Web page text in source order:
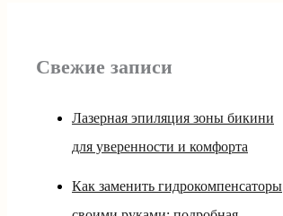
Свежие записи
Лазерная эпиляция зоны бикини
для уверенности и комфорта
Как заменить гидрокомпенсаторы